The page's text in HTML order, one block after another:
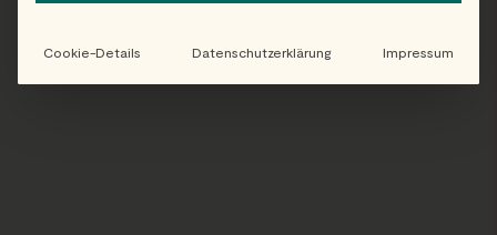
Cookie-Details Datenschutzerklärung Impressum